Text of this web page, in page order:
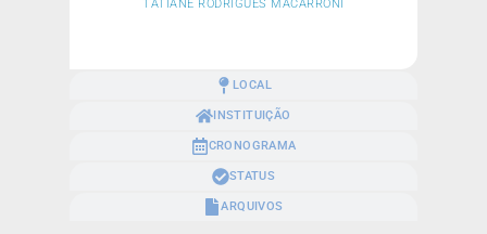
LOCAL
INSTITUIÇÃO
CRONOGRAMA
STATUS
ARQUIVOS
TATIANE RODRIGUES MACARRONI